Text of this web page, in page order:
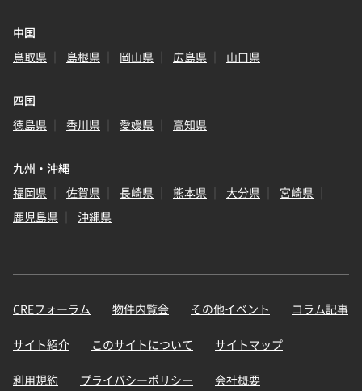
中国
鳥取県
島根県 岡山県 広島県 山口県
四国
徳島県
香川県 愛媛県 高知県
九州・沖縄
福岡県
佐賀県 長崎県 熊本県 大分県
宮崎県
鹿児島県
沖縄県
CREフォーラム 物件内覧会 その他イベント コラム記事
サイト紹介 このサイトについて サイトマップ
利用規約 プライバシーポリシー 会社概要